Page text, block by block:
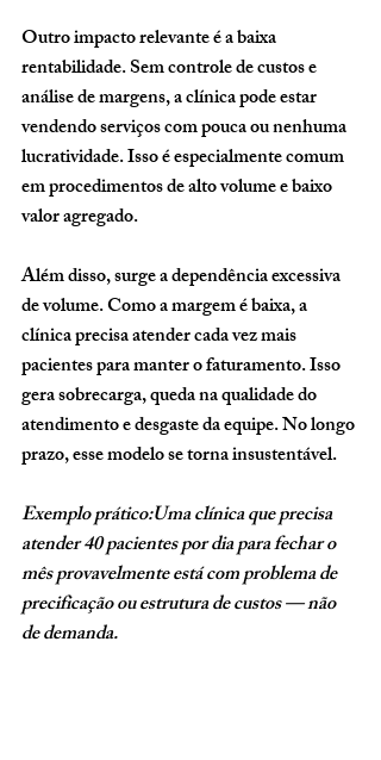
Outro impacto relevante é a baixa
rentabilidade. Sem controle de custos e
análise de margens, a clínica pode estar
vendendo serviços com pouca ou nenhuma
lucratividade. Isso é especialmente comum
em procedimentos de alto volume e baixo
valor agregado.
Além disso, surge a dependência excessiva
de volume. Como a margem é baixa, a
clínica precisa atender cada vez mais
pacientes para manter o faturamento. Isso
gera sobrecarga, queda na qualidade do
atendimento e desgaste da equipe. No longo
prazo, esse modelo se torna insustentável.
Exemplo prático:Uma clínica que precisa
atender 40 pacientes por dia para fechar o
mês provavelmente está com problema de
precificação ou estrutura de custos — não
de demanda.